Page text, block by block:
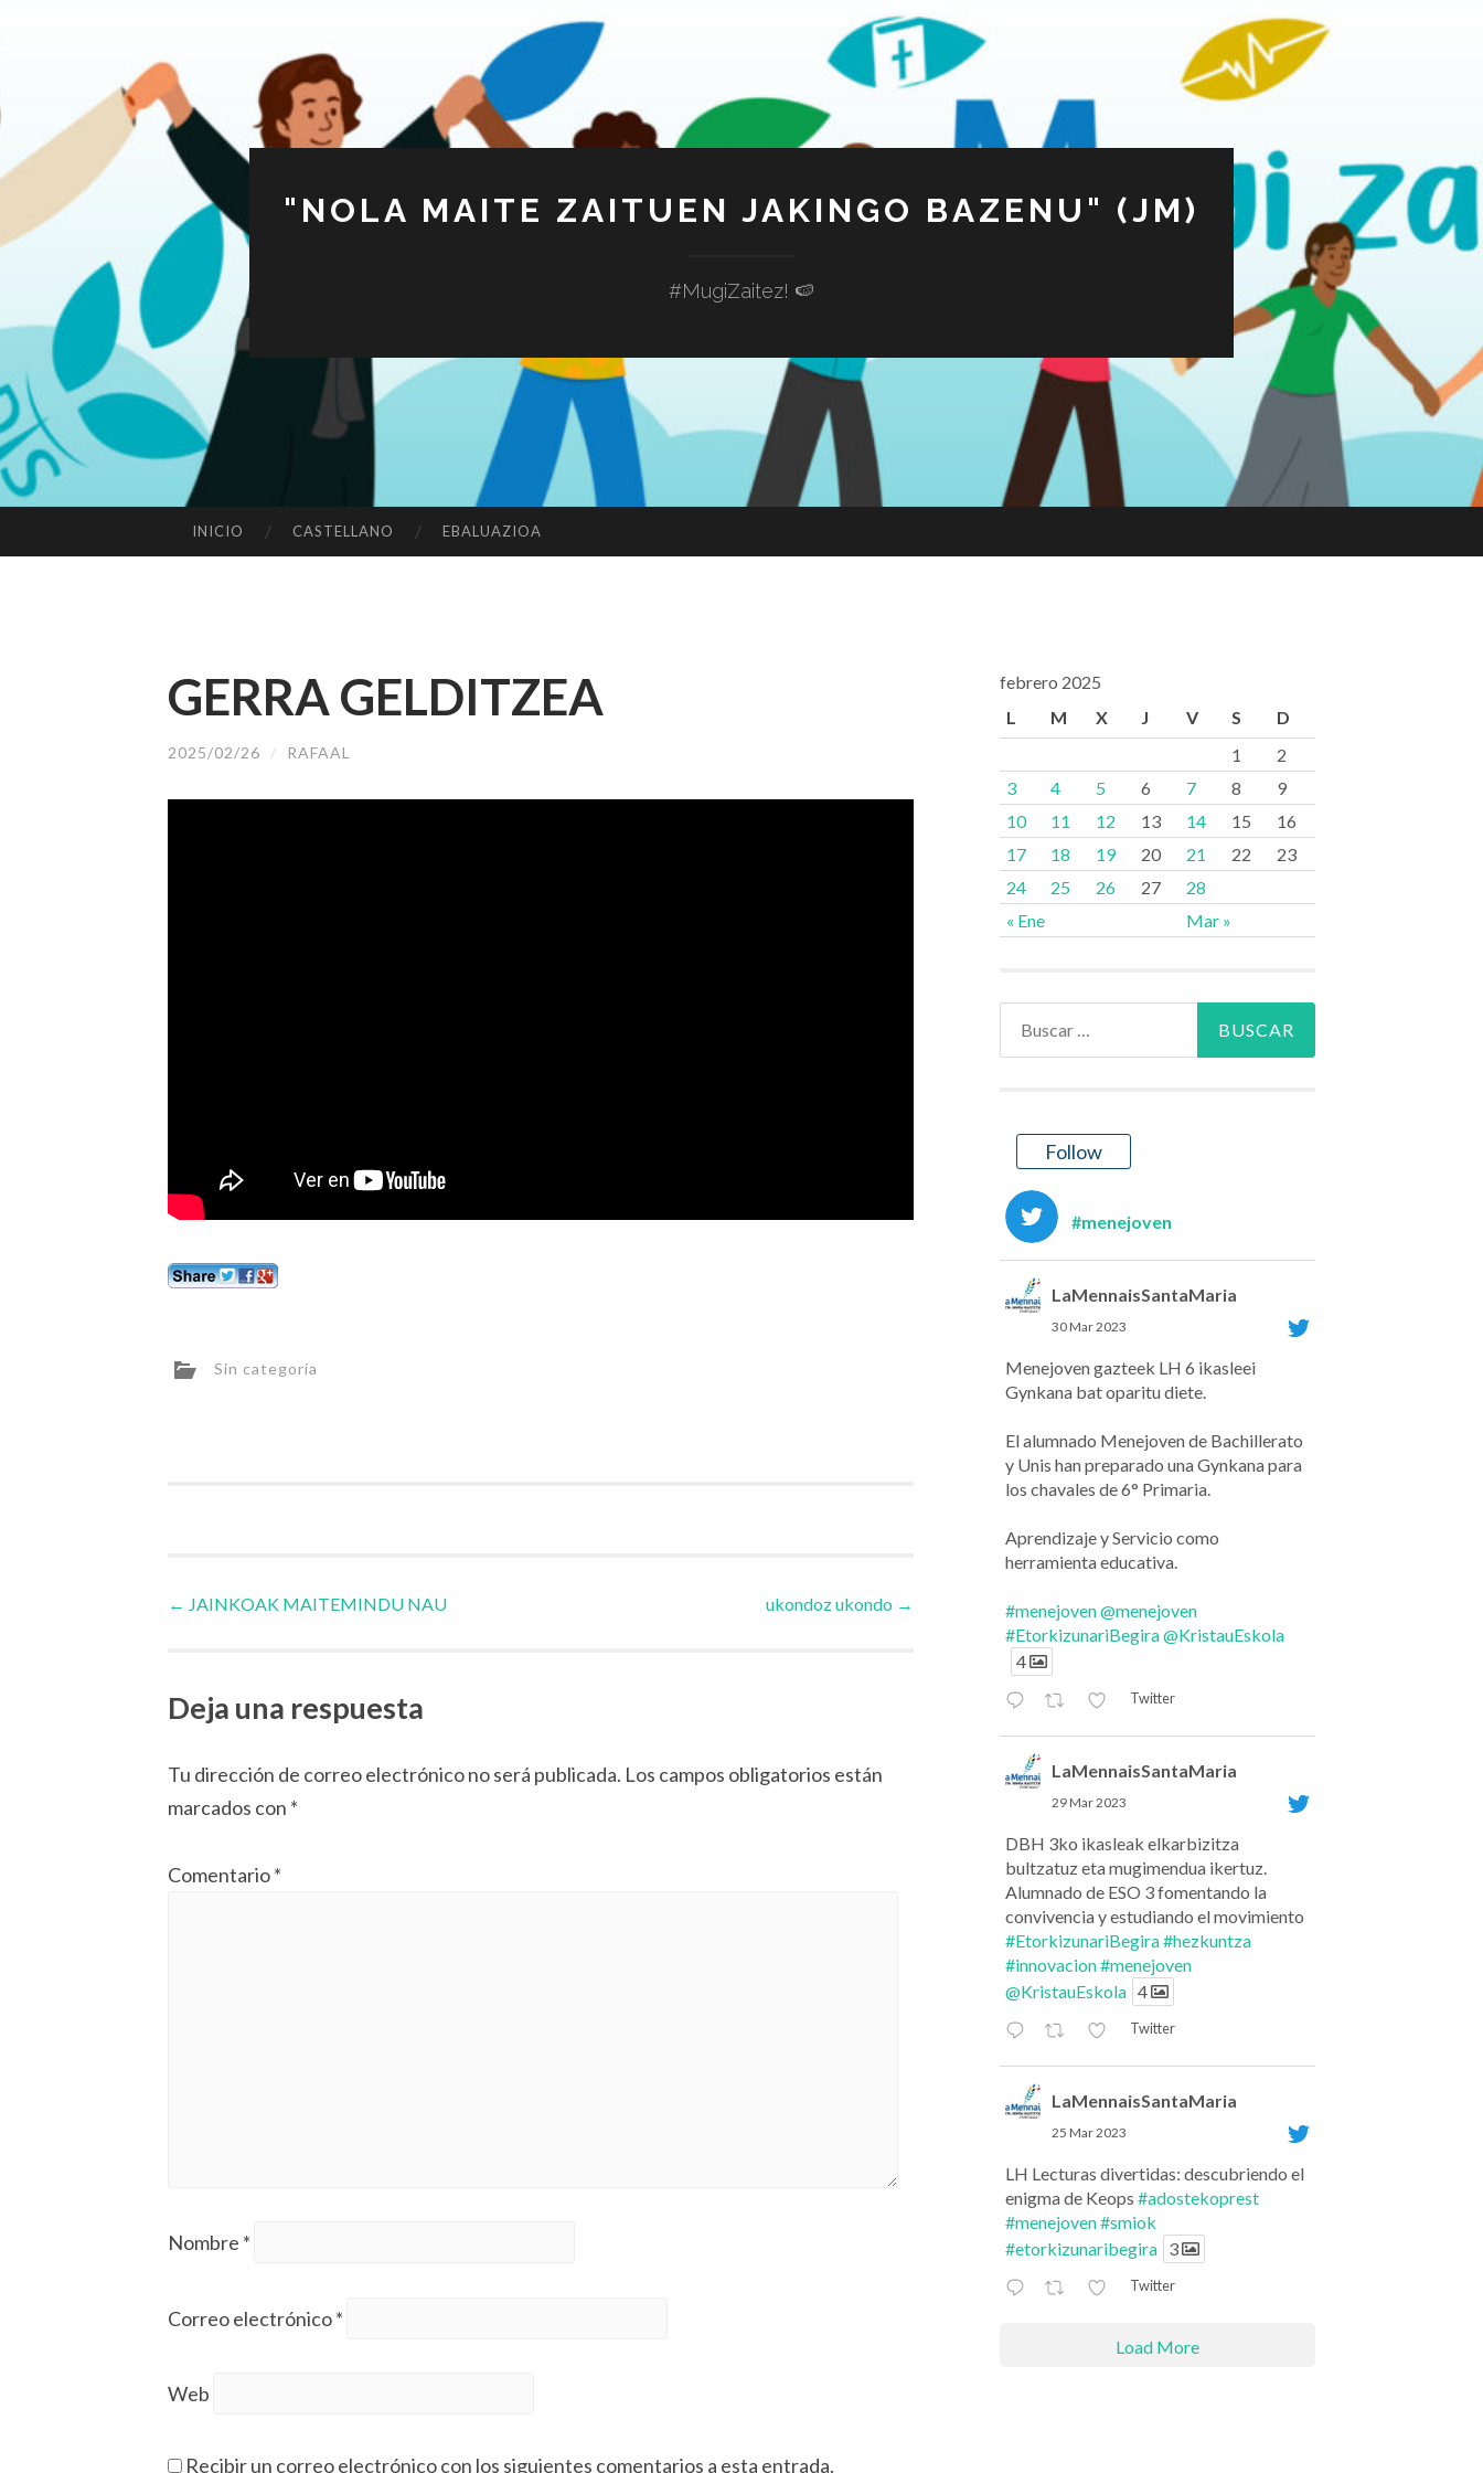
"NOLA MAITE ZAITUEN JAKINGO BAZENU" (JM)
#MugiZaitez! 🍉
AL
INICIO CASTELLANO EBALUAZIOA
GERRA GELDITZEA
2025/02/26 / RAFAAL
Sin categoría
Navegador
artículos
← JAINKOAK MAITEMINDU NAU ukondoz ukondo →
Deja una respuesta
Tu dirección de correo electrónico no será publicada. Los campos obligatorios están
marcados con *
Comentario*
Nombre *
Correo electrónico*
Web
Recibir un correo electrónico con los siguientes comentarios a esta entrada.
febrero 2025
L
M X J V S D
« Ene Mar »
1
2
3
4 5 6 7 8
9
10
11 12 13 14 15
16
17
18 19 20 21 22
23
24
25 26 27 28
Follow
#menejoven
LaMennaisSantaMaria
30 Mar 2023
Menejoven gazteek LH 6 ikasleei
Gynkana bat oparitu diete.
El alumnado Menejoven de Bachillerato
y Unis han preparado una Gynkana para
los chavales de 6° Primaria.
Aprendizaje y Servicio como
herramienta educativa.
#menejoven@menejoven
#EtorkizunariBegira@KristauEskola
4
Twitter
LaMennaisSantaMaria
29 Mar 2023
DBH 3ko ikasleak elkarbizitza
bultzatuz eta mugimendua ikertuz.
Alumnado de ESO 3 fomentando la
convivencia y estudiando el movimiento
#EtorkizunariBegira#hezkuntza
#innovacion#menejoven
@KristauEskola 4
Twitter
LaMennaisSantaMaria
25 Mar 2023
LH Lecturas divertidas: descubriendo el
enigma de Keops #adostekoprest
#menejoven#smiok
#etorkizunaribegira 3
Twitter
Load More